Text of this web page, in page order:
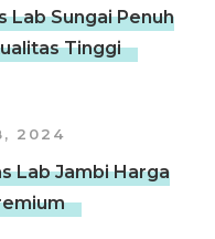
Lab Sungai Penuh
Tinggi
2024
Lab Jambi Harga